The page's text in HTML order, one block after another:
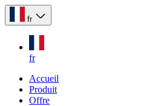
fr
fr
Accueil
Produit
Offre